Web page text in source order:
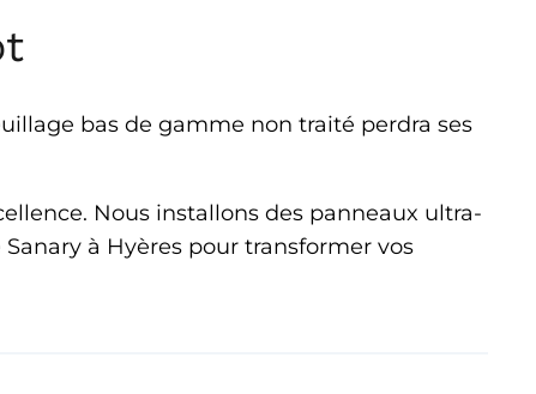
bas de gamme non traité perdra ses
Nous installons des panneaux ultra-
à Hyères pour transformer vos